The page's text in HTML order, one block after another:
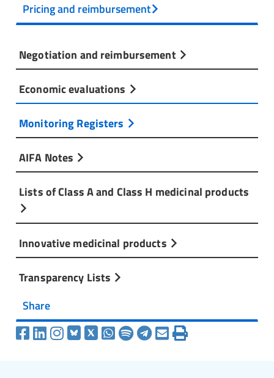
Pricing and reimbursement
Negotiation and reimbursement
Economic evaluations
Monitoring Registers
AIFA Notes
Lists of Class A and Class H medicinal products
Innovative medicinal products
Transparency Lists
Share